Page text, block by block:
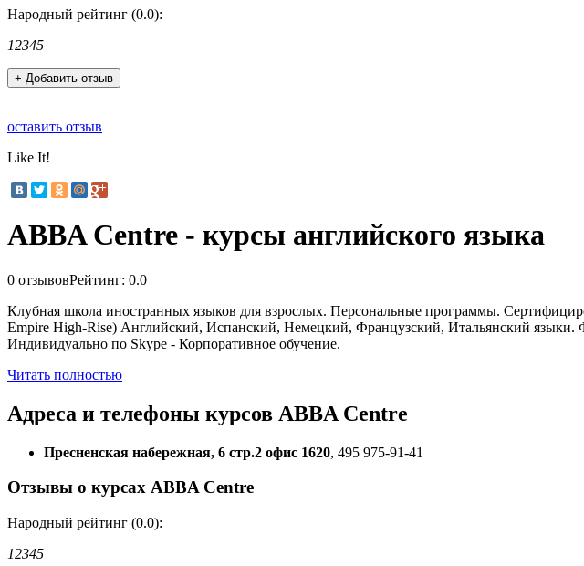
Народный рейтинг (0.0):
12345
+ Добавить отзыв
оставить отзыв
Like It!
ABBA Centre - курсы английского языка
0 отзывовРейтинг: 0.0
Клубная школа иностранных языков для взрослых. Персональные программы.
Empire High-Rise) Английский, Испанский, Немецкий, Французский, Итальянский языки.
Индивидуально по Skype - Корпоративное обучение.
Читать полностью
Адреса и телефоны курсов ABBA Centre
Пресненская набережная, 6 стр.2 офис 1620, 495 975-91-41
Отзывы о курсах ABBA Centre
Народный рейтинг (0.0):
12345